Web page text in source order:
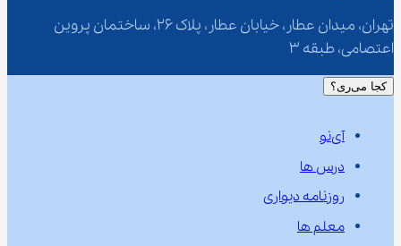
تهران، میدان عطار، خیابان عطار، پلاک 26، ساختمان پروین
اعتصامی، طبقه 3
کجا می‌ری؟
آی‌نو
درس ها
روزنامه دیواری
معلم ها